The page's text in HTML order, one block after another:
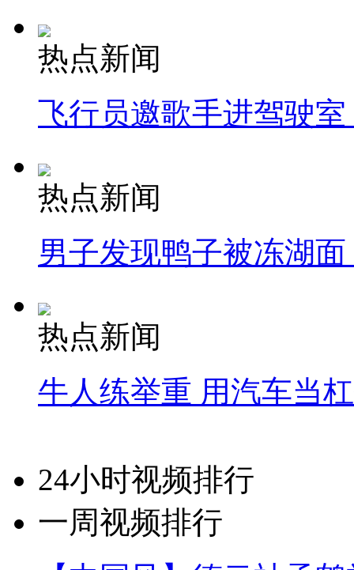
热点新闻
飞行员邀歌手进驾驶
热点新闻
男子发现鸭子被冻湖
热点新闻
牛人练举重 用汽车当
24小时视频排行
一周视频排行